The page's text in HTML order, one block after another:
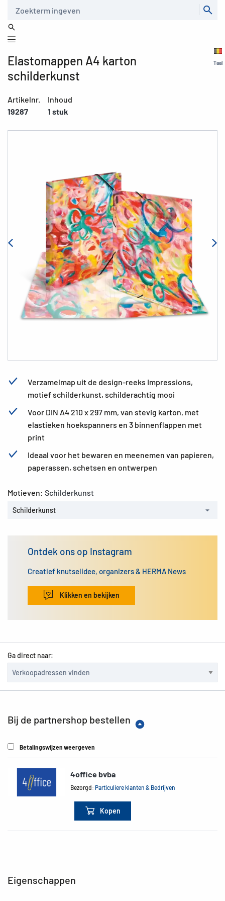
Taal
Elastomappen A4 karton
schilderkunst
Artikelnr.
19287
Inhoud
1 stuk
Verzamelmap uit de design-reeks Impressions,
motief schilderkunst, schilderachtig mooi
Voor DIN A4 210 x 297 mm, van stevig karton, met
elastieken hoekspanners en 3 binnenflappen met
print
Ideaal voor het bewaren en meenemen van papieren,
paperassen, schetsen en ontwerpen
Motieven: Schilderkunst
Schilderkunst
Ontdek ons op Instagram
Creatief knutselidee, organizers & HERMA News
Klikken en bekijken
Ga direct naar:
Bij de partnershop bestellen
Betalingswijzen weergeven
4office bvba
Bezorgd:Particuliere klanten & Bedrijven
Kopen
Eigenschappen